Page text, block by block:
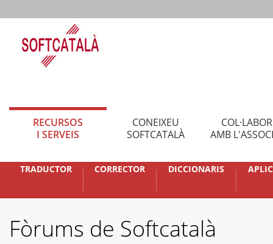
RECURSOS
I SERVEIS
CONEIXEU
SOFTCATALÀ
AMB
TRADUCTOR CORRECTOR DICCIONARIS
Fòrums de Softcatalà